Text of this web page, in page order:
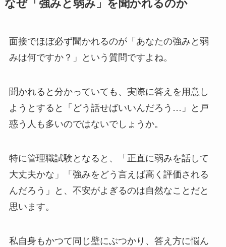
面接でほぼ必ず聞かれるのが「あなたの強みと弱
みは何ですか？」という質問ですよね。
聞かれると分かっていても、実際に答えを用意し
ようとすると「どう話せばいいんだろう…」と戸
惑う人も多いのではないでしょうか。
特に管理職試験となると、「正直に弱みを話して
大丈夫かな」「強みをどう言えば高く評価される
んだろう」と、不安がよぎるのは自然なことだと
思います。
私自身もかつて同じ壁にぶつかり、答え方に悩ん